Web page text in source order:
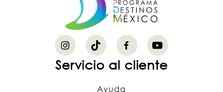
Servicio al cliente
Ayuda